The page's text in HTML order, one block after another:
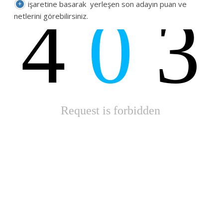
işaretine basarak yerleşen son adayın puan ve
netlerini görebilirsiniz.